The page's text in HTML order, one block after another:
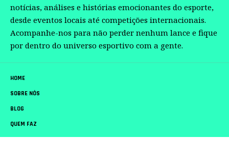
notícias, análises e histórias emocionantes do esporte,
desde eventos locais até competições internacionais.
Acompanhe-nos para não perder nenhum lance e fique
por dentro do universo esportivo com a gente.
HOME
SOBRE NÓS
BLOG
QUEM FAZ
CONTATO